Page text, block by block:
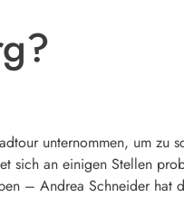
unternommen, um zu
sich an einigen Stellen
– Andrea Schneider hat